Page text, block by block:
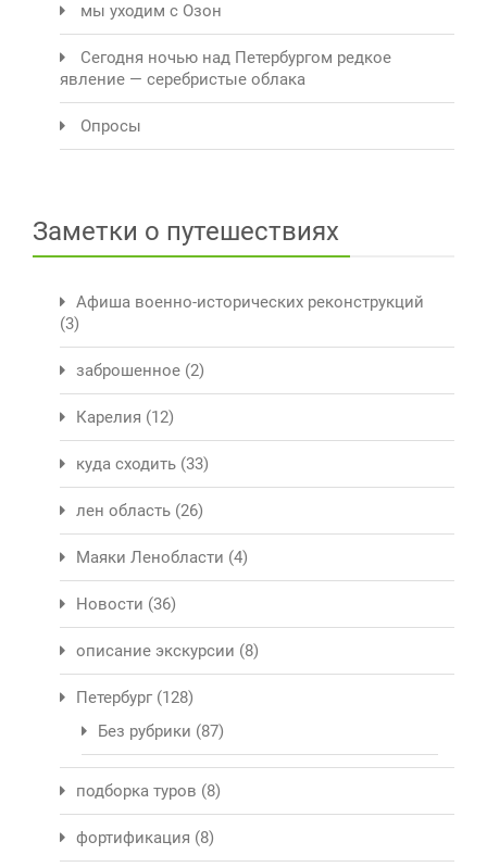
мы уходим с Озон
Сегодня ночью над Петербургом редкое
явление — серебристые облака
Опросы
Заметки о путешествиях
Афиша военно-исторических реконструкций
(3)
заброшенное (2)
Карелия (12)
куда сходить (33)
лен область (26)
Маяки Ленобласти (4)
Новости (36)
описание экскурсии (8)
Петербург (128)
Без рубрики (87)
подборка туров (8)
фортификация (8)